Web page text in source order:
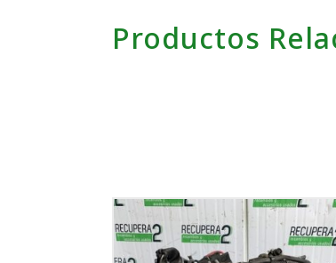
Productos